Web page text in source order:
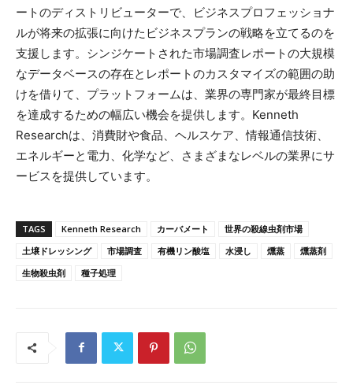
ートのディストリビューターで、ビジネスプロフェッショナ
ルが将来の拡張に向けたビジネスプランの戦略を立てるのを
支援します。シンジケートされた市場調査レポートの大規模
なデータベースの存在とレポートのカスタマイズの範囲の助
けを借りて、プラットフォームは、業界の専門家が最終目標
を達成するための幅広い機会を提供します。Kenneth
Researchは、消費財や食品、ヘルスケア、情報通信技術、
エネルギーと電力、化学など、さまざまなレベルの業界にサ
ービスを提供しています。
TAGS Kenneth Research カーバメート
世界の殺線虫剤市場
土壌ドレッシング
市場調査 有機リン酸塩 水浸し 燻蒸
燻蒸剤
生物殺虫剤
種子処理